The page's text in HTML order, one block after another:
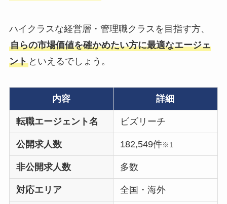
ハイクラスな経営層・管理職クラスを目指す方、
自らの市場価値を確かめたい方に最適なエージェ
ントといえるでしょう。
内容 詳細
転職エージェント名 ビズリーチ
公開求人数 182,549件※1
非公開求人数 多数
対応エリア 全国・海外